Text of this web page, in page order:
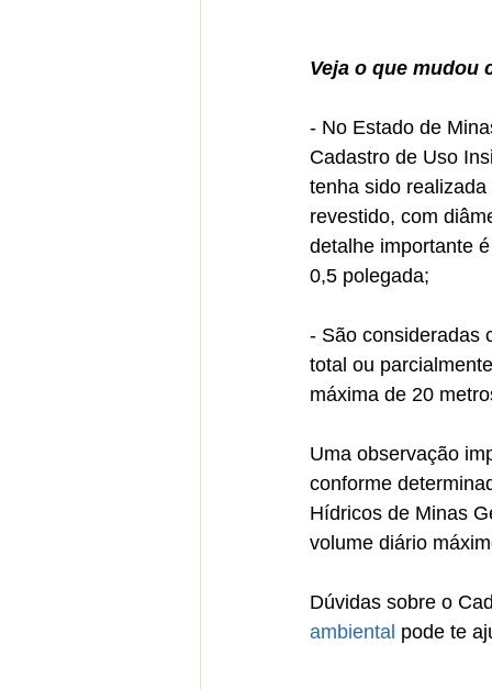
Veja o que mudou
- No Estado de
Cadastro de Uso
tenha sido
revestido, com
detalhe importante
0,5 polegada;
- São consideradas
total ou
máxima de 20
Uma observação
conforme
Hídricos de Minas
volume diário
Dúvidas sobre o
ambiental pode te